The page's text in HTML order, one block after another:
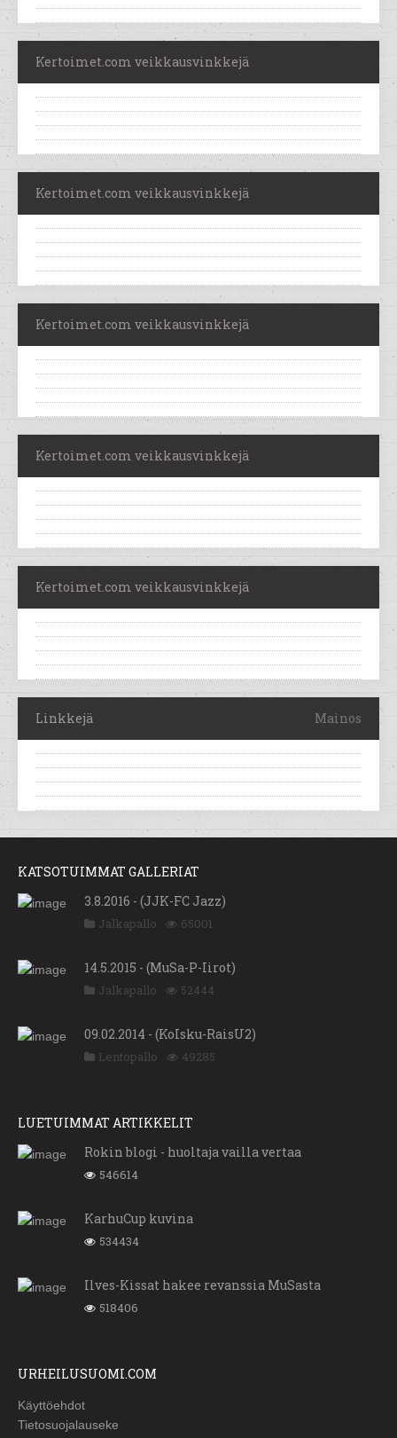
Kertoimet.com veikkausvinkkejä
Kertoimet.com veikkausvinkkejä
Kertoimet.com veikkausvinkkejä
Kertoimet.com veikkausvinkkejä
Kertoimet.com veikkausvinkkejä
Linkkejä Mainos
KATSOTUIMMAT GALLERIAT
3.8.2016 - (JJK-FC Jazz)
Jalkapallo 65001
14.5.2015 - (MuSa-P-Iirot)
Jalkapallo 52444
09.02.2014 - (KoIsku-RaisU2)
Lentopallo 49285
LUETUIMMAT ARTIKKELIT
Rokin blogi - huoltaja vailla vertaa
546614
KarhuCup kuvina
534434
Ilves-Kissat hakee revanssia MuSasta
518406
URHEILUSUOMI.COM
Käyttöehdot
Tietosuojalauseke